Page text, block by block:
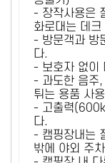
- 장작사용은
화로대는 데
- 방문객과 방
다.
- 보호자 없이
- 과도한 음주,
튀는 용품 사
- 고출력
다.
- 캠핑장내는
밖에 야외 주